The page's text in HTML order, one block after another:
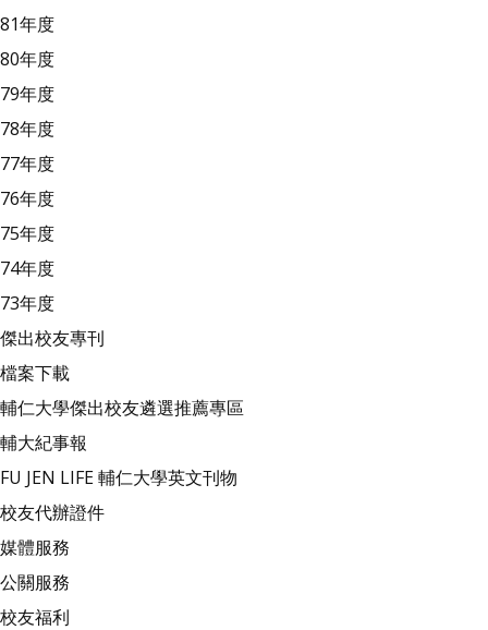
81年度
80年度
79年度
78年度
77年度
76年度
75年度
74年度
73年度
傑出校友專刊
檔案下載
輔仁大學傑出校友遴選推薦專區
輔大紀事報
FU JEN LIFE 輔仁大學英文刊物
校友代辦證件
媒體服務
公關服務
校友福利